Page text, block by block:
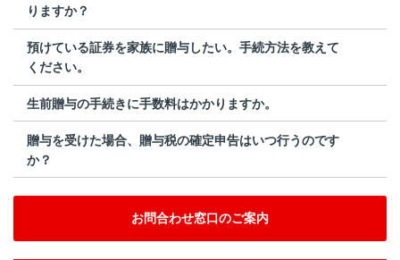
りますか？
預けている証券を家族に贈与したい。手続方法を教えて
ください。
生前贈与の手続きに手数料はかかりますか。
贈与を受けた場合、贈与税の確定申告はいつ行うのです
か？
お問合わせ窓口のご案内